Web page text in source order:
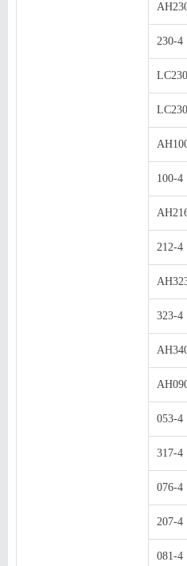
230-4
100-4
212-4
323-4
053-4
317-4
076-4
207-4
081-4